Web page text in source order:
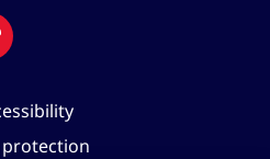
protection